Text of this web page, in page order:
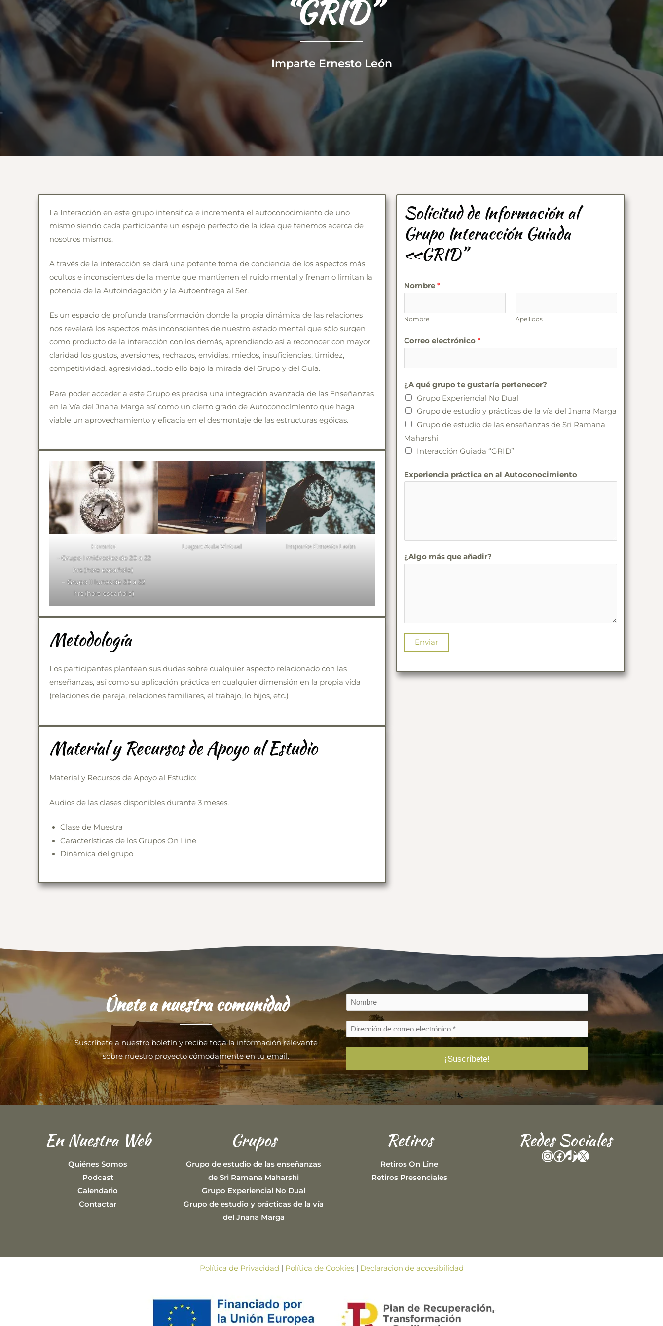
“GRID”
Imparte Ernesto León
La Interacción en este grupo intensifica e incrementa el autoconocimiento de uno
mismo siendo cada participante un espejo perfecto de la idea que tenemos acerca de
nosotros mismos.
A través de la interacción se dará una potente toma de conciencia de los aspectos más
ocultos e inconscientes de la mente que mantienen el ruido mental y frenan o limitan la
potencia de la Autoindagación y la Autoentrega al Ser.
Es un espacio de profunda transformación donde la propia dinámica de las relaciones
nos revelará los aspectos más inconscientes de nuestro estado mental que sólo surgen
como producto de la interacción con los demás, aprendiendo así a reconocer con mayor
claridad los gustos, aversiones, rechazos, envidias, miedos, insuficiencias, timidez,
competitividad, agresividad…todo ello bajo la mirada del Grupo y del Guía.
Para poder acceder a este Grupo es precisa una integración avanzada de las Enseñanzas
en la Vía del Jnana Marga así como un cierto grado de Autoconocimiento que haga
viable un aprovechamiento y eficacia en el desmontaje de las estructuras egóicas.
Horario:
– Grupo I miércoles de 20 a 22
hrs (hora española)
– Grupo II lunes de 20 a 22
hrs (hora española)
Lugar: Aula Virtual Imparte Ernesto León
Metodología
Los participantes plantean sus dudas sobre cualquier aspecto relacionado con las
enseñanzas, así como su aplicación práctica en cualquier dimensión en la propia vida
(relaciones de pareja, relaciones familiares, el trabajo, lo hijos, etc.)
Material y Recursos de Apoyo al Estudio
Material y Recursos de Apoyo al Estudio:
Audios de las clases disponibles durante 3 meses.
Clase de Muestra
Características de los Grupos On Line
Dinámica del grupo
Solicitud de Información al
Grupo Interacción Guiada
«GRID”
Nombre *
Nombre Apellidos
Correo electrónico *
¿A qué grupo te gustaría pertenecer?
Grupo Experiencial No Dual
Grupo de estudio y prácticas de la vía del Jnana Marga
Grupo de estudio de las enseñanzas de Sri Ramana
Maharshi
Interacción Guiada “GRID”
Experiencia práctica en al Autoconocimiento
¿Algo más que añadir?
Enviar
Únete a nuestra comunidad
Suscríbete a nuestro boletín y recibe toda la información relevante
sobre nuestro proyecto cómodamente en tu email.
En Nuestra Web
Quiénes Somos
Podcast
Calendario
Contactar
Grupos
Grupo de estudio de las enseñanzas
de Sri Ramana Maharshi
Grupo Experiencial No Dual
Grupo de estudio y prácticas de la vía
del Jnana Marga
Retiros
Retiros On Line
Retiros Presenciales
Redes Sociales
Instagram
Facebook
TikTok
X
Política de Privacidad | Política de Cookies| Declaracion de accesibilidad